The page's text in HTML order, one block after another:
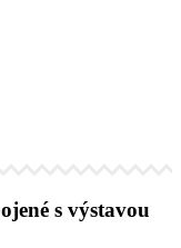
s výstavou